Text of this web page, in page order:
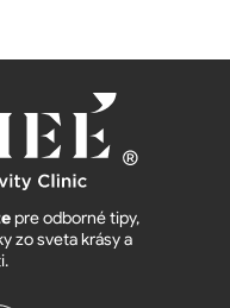
pre odborné tipy,
zo sveta krásy a